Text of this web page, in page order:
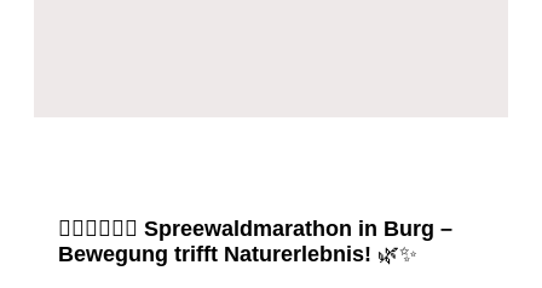
🏃‍♀️🚴‍♂️🚣‍♀️ Spreewaldmarathon in Burg –
Bewegung trifft Naturerlebnis! 🌿✨